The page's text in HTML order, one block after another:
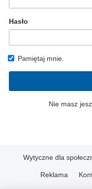
Hasło
Pamiętaj mnie.
Nie masz
Wytyczne dla
Reklama